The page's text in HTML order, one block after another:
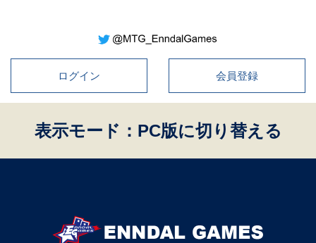
ログイン 会員登録
表示モード：PC版に切り替える